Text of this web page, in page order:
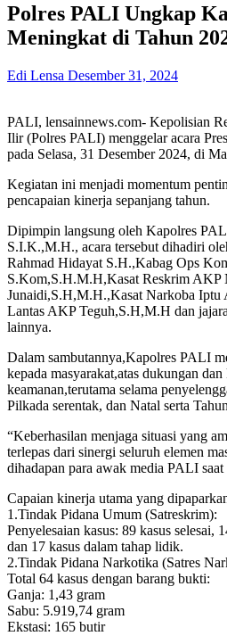
Polres PALI Ungkap
Meningkat di Tahun
Edi Lensa Desember 31, 2024
PALI, lensainnews.com- Kepolisian
Ilir (Polres PALI) menggelar acara
pada Selasa, 31 Desember 2024, di
Kegiatan ini menjadi momentum
pencapaian kinerja sepanjang tahun.
Dipimpin langsung oleh Kapolres
S.I.K.,M.H., acara tersebut dihadiri
Rahmad Hidayat S.H.,Kabag Ops
S.Kom,S.H.M.H,Kasat Reskrim AKP
Junaidi,S.H,M.H.,Kasat Narkoba
Lantas AKP Teguh,S.H,M.H dan
lainnya.
Dalam sambutannya,Kapolres PALI
kepada masyarakat,atas dukungan
keamanan,terutama selama
Pilkada serentak, dan Natal serta
“Keberhasilan menjaga situasi yang
terlepas dari sinergi seluruh elemen
dihadapan para awak media PALI saat
Capaian kinerja utama yang
1.Tindak Pidana Umum (Satreskrim):
Penyelesaian kasus: 89 kasus selesai,
dan 17 kasus dalam tahap lidik.
2.Tindak Pidana Narkotika (Satres
Total 64 kasus dengan barang bukti:
Ganja: 1,43 gram
Sabu: 5.919,74 gram
Ekstasi: 165 butir